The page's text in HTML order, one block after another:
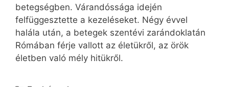
betegségben. Várandóssága idején
felfüggesztette a kezeléseket. Négy évvel
halála után, a betegek szentévi zarándoklatán
Rómában férje vallott az életükről, az örök
életben való mély hitükről.